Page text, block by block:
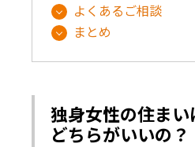
よくあるご相談
まとめ
独身女性の住ま
どちらがいいの？